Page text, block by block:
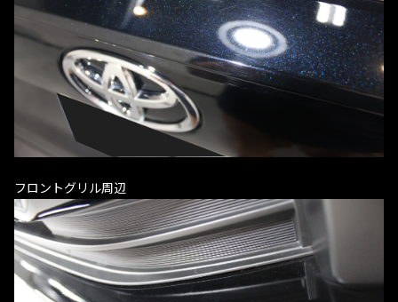
フロントグリル周辺